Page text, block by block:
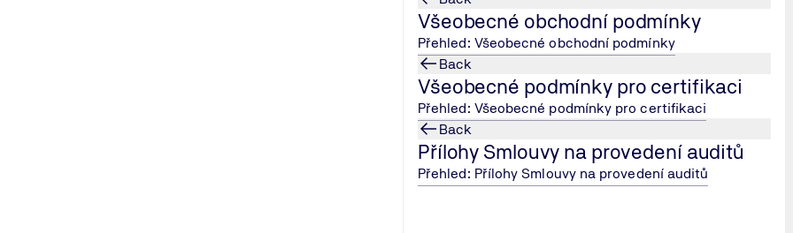
Všeobecné obchodní podmínky
Přehled: Všeobecné obchodní podmínky
Back
Všeobecné podmínky pro certifikaci
Přehled: Všeobecné podmínky pro certifikaci
Back
Přílohy Smlouvy na provedení auditů
Přehled: Přílohy Smlouvy na provedení auditů
TÜV NORD Czech s.r.o. pracuje pod schválením mateřské organizace TÜV Nord Systems GmbH & Co. KG a
TÜV Nord Systems GmbH & Co. KG je schválen pověřenou organizací "Central Boilers Board" (CBB) jako "Competent